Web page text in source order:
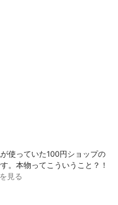
使っていた100円ショップの
。本物ってこういうこと？！
見る